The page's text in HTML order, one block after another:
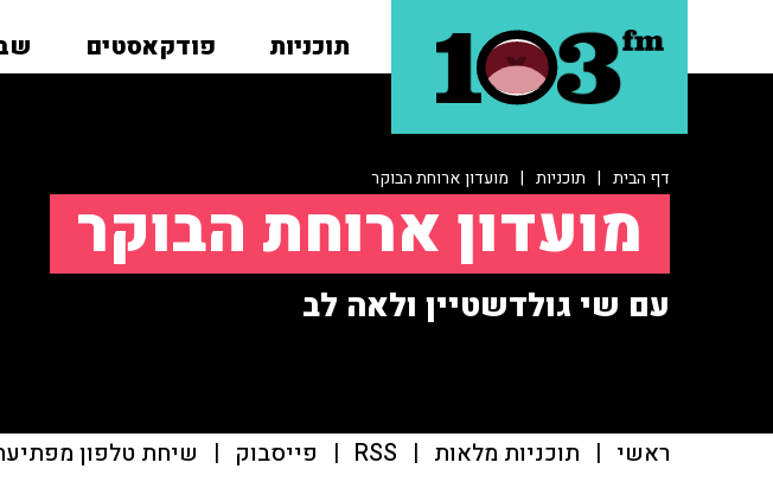
תוכניות פודקאסטים
דף הבית | תוכניות | מועדון ארוחת הבוקר
מועדון ארוחת הבוקר
עם שי גולדשטיין ולאה לב
ראשי | תוכניות מלאות |
RSS
| פייסבוק | שיחת טלפון